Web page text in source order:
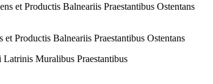
Productis Balneariis Praestantibus Ostentans